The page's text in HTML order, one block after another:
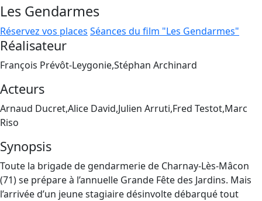
Les Gendarmes
Réservez vos places Séances du film "Les Gendarmes"
Réalisateur
François Prévôt-Leygonie,Stéphan Archinard
Acteurs
Arnaud Ducret,Alice David,Julien Arruti,Fred Testot,Marc
Riso
Synopsis
Toute la brigade de gendarmerie de Charnay-Lès-Mâcon
(71) se prépare à l’annuelle Grande Fête des Jardins. Mais
l’arrivée d’un jeune stagiaire désinvolte débarqué tout